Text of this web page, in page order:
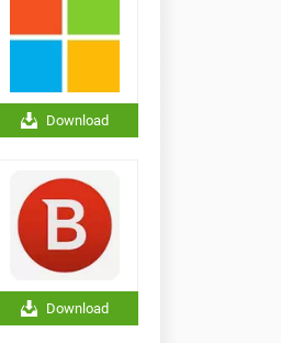
Download
Download